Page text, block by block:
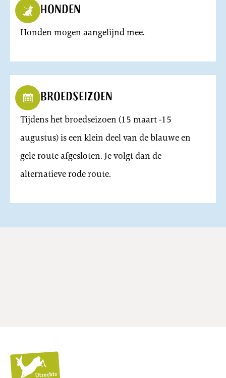
Honden
Honden mogen aangelijnd mee.
Broedseizoen
Tijdens het broedseizoen (15 maart -15
augustus) is een klein deel van de blauwe en
gele route afgesloten. Je volgt dan de
alternatieve rode route.